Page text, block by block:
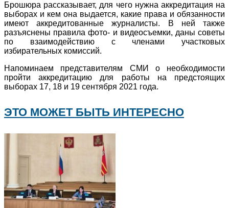
Брошюра рассказывает, для чего нужна аккредитация на
выборах и кем она выдается, какие права и обязанности
имеют аккредитованные журналисты. В ней также
разъяснены правила фото- и видеосъемки, даны советы
по взаимодействию с членами участковых
избирательных комиссий.
Напоминаем представителям СМИ о необходимости
пройти аккредитацию для работы на предстоящих
выборах 17, 18 и 19 сентября 2021 года.
ЭТО МОЖЕТ БЫТЬ ИНТЕРЕСНО